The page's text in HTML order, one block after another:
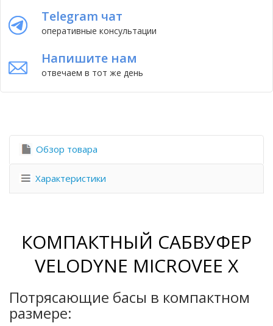
Telegram чат
оперативные консультации
Напишите нам
отвечаем в тот же день
Обзор товара
Характеристики
КОМПАКТНЫЙ САБВУФЕР
VELODYNE MICROVEE X
Потрясающие басы в компактном
размере: